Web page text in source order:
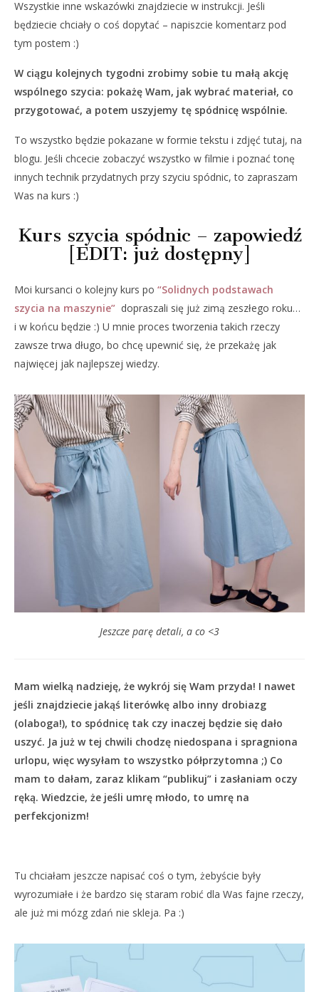
Wszystkie inne wskazówki znajdziecie w instrukcji. Jeśli
będziecie chciały o coś dopytać – napiszcie komentarz pod
tym postem :)
W ciągu kolejnych tygodni zrobimy sobie tu małą akcję
wspólnego szycia: pokażę Wam, jak wybrać materiał, co
przygotować, a potem uszyjemy tę spódnicę wspólnie.
To wszystko będzie pokazane w formie tekstu i zdjęć tutaj, na
blogu. Jeśli chcecie zobaczyć wszystko w filmie i poznać tonę
innych technik przydatnych przy szyciu spódnic, to zapraszam
Was na kurs :)
Kurs szycia spódnic – zapowiedź
[EDIT: już dostępny]
Moi kursanci o kolejny kurs po “Solidnych podstawach
szycia na maszynie” dopraszali się już zimą zeszłego roku…
i w końcu będzie :) U mnie proces tworzenia takich rzeczy
zawsze trwa długo, bo chcę upewnić się, że przekażę jak
najwięcej jak najlepszej wiedzy.
Jeszcze parę detali, a co <3
Mam wielką nadzieję, że wykrój się Wam przyda! I nawet
jeśli znajdziecie jakąś literówkę albo inny drobiazg
(olaboga!), to spódnicę tak czy inaczej będzie się dało
uszyć. Ja już w tej chwili chodzę niedospana i spragniona
urlopu, więc wysyłam to wszystko półprzytomna ;) Co
mam to dałam, zaraz klikam “publikuj” i zasłaniam oczy
ręką. Wiedzcie, że jeśli umrę młodo, to umrę na
perfekcjonizm!
Tu chciałam jeszcze napisać coś o tym, żebyście były
wyrozumiałe i że bardzo się staram robić dla Was fajne rzeczy,
ale już mi mózg zdań nie skleja. Pa :)